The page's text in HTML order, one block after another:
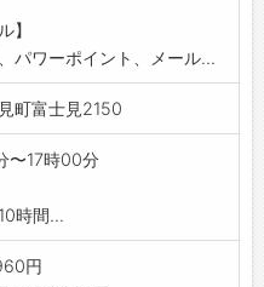
る業務
】
パワーポイント、メール...
町富士見2150
〜17時00分
時間...
円